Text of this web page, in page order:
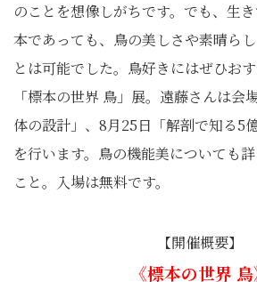
のことを想像しがちです。でも、生
本であっても、鳥の美しさや素晴ら
とは可能でした。鳥好きにはぜひお
「標本の世界 鳥」展。遠藤さんは会
体の設計」、8月25日「解剖で知る5
を行います。鳥の機能美についても
こと。入場は無料です。
【開催概要】
《標本の世界 鳥